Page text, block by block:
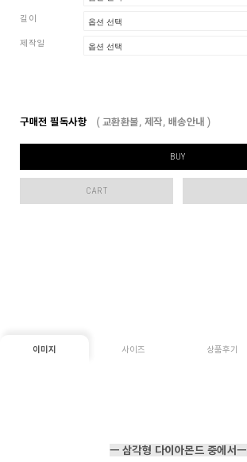
길이
제작일
구매전 필독사항 ( 교환환불, 제작, 배송안내 )
BUY
CART
이미지 사이즈 상품후기
ㅡ 삼각형 다이아몬드 중에서ㅡ